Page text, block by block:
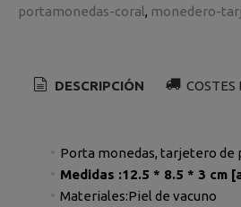
portamonedas-coral
monedero-
DESCRIPCIÓN COSTES
Porta monedas, tarjetero de
Medidas :12.5 * 8.5 * 3 cm
Materiales:Piel de vacuno